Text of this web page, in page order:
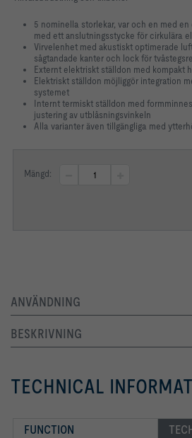
5 nominella storlekar, var och en med
med ett anslutningsstycke för cirkulära
Virvelenhet med akustiskt optimerade
sågtandade kanter och lock för
Externt elektriskt ställdon med kompakt
Elektriskt ställdon möjliggör integration
systemet
Internt termiskt ställdon med
justering av utblåsningsvinkeln
Alla varianter även tillgängliga med
Mängd:
ANVÄNDNING
BESKRIVNING
TECHNICAL
FUNCTION